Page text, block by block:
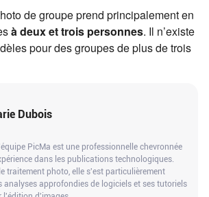
de groupe prend principalement en
à deux et trois personnes. Il n’existe
pour des groupes de plus de trois
Dubois
PicMa est une professionnelle chevronnée
dans les publications technologiques.
traitement photo, elle s'est particulièrement
analyses approfondies de logiciels et ses tutoriels